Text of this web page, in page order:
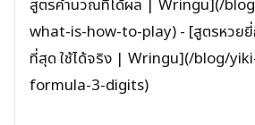
สูตรคำนวณที่ได้ผล | Wringu](/
what-is-how-to-play) - [สูตรหวย
ที่สุด ใช้ได้จริง | Wringu](/blog/
formula-3-digits)